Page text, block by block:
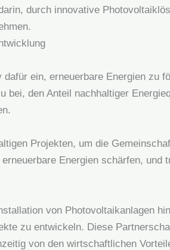
durch innovative
ein, erneuerbare Energien zu
bei, den Anteil nachhaltiger
Projekten, um die
Energien schärfen, und
von Photovoltaikanlagen
zu entwickeln. Diese
von den wirtschaftlichen